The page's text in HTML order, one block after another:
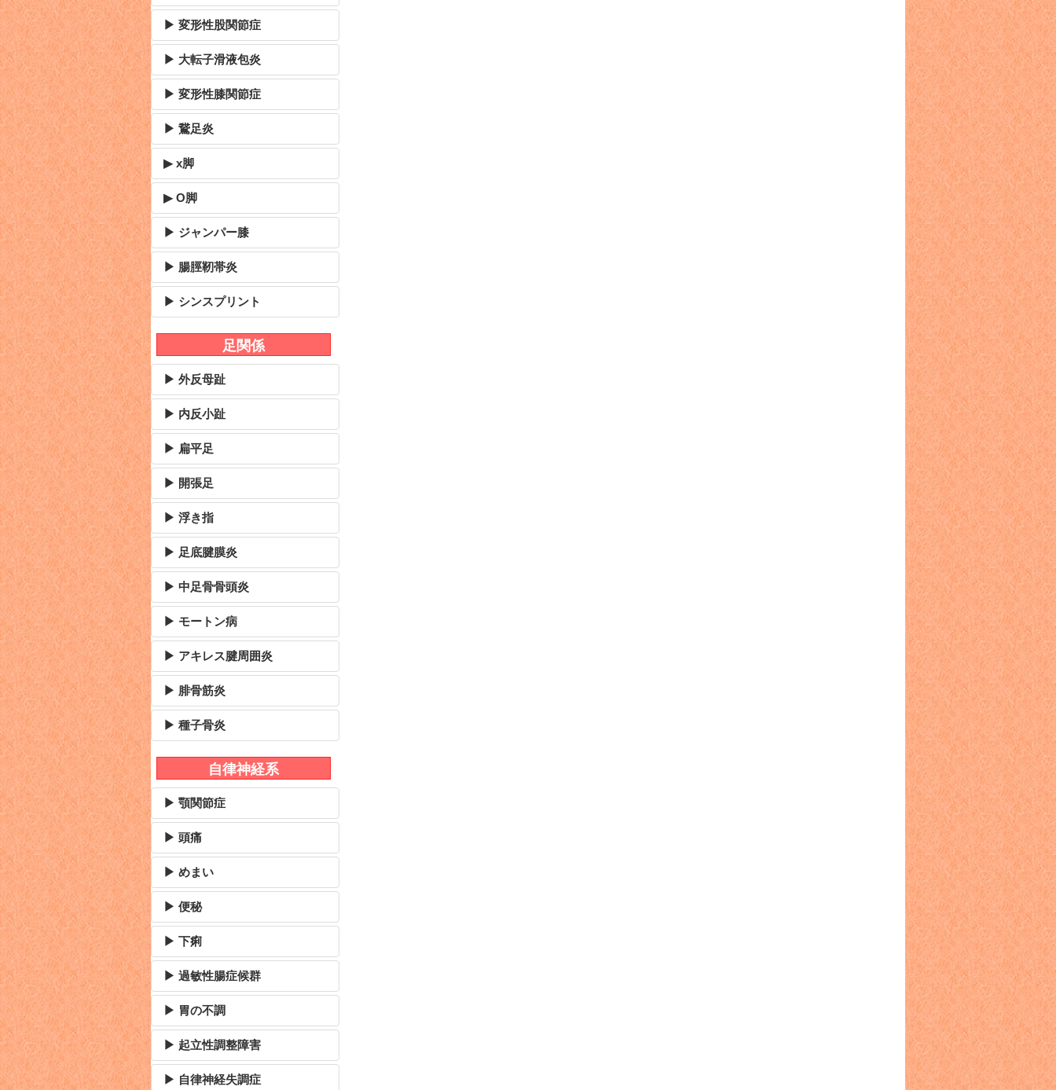
▶ 変形性股関節症
▶ 大転子滑液包炎
▶ 変形性膝関節症
▶ 鵞足炎
▶ x脚
▶ O脚
▶ ジャンパー膝
▶ 腸脛靭帯炎
▶ シンスプリント
足関係
▶ 外反母趾
▶ 内反小趾
▶ 扁平足
▶ 開張足
▶ 浮き指
▶ 足底腱膜炎
▶ 中足骨骨頭炎
▶ モートン病
▶ アキレス腱周囲炎
▶ 腓骨筋炎
▶ 種子骨炎
自律神経系
▶ 顎関節症
▶ 頭痛
▶ めまい
▶ 便秘
▶ 下痢
▶ 過敏性腸症候群
▶ 胃の不調
▶ 起立性調整障害
▶ 自律神経失調症